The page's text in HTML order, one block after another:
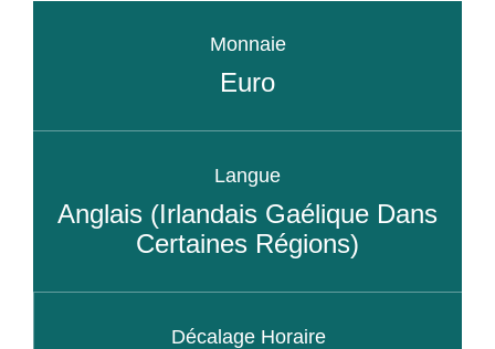
Monnaie
Euro
Langue
Anglais (irlandais Gaélique Dans
Certaines Régions)
Décalage Horaire